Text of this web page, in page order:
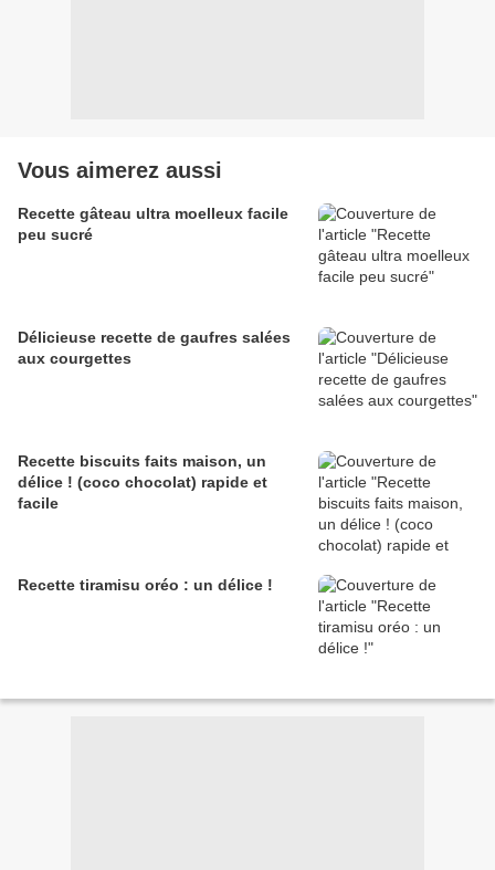
Vous aimerez aussi
Recette gâteau ultra moelleux facile
peu sucré
Délicieuse recette de gaufres salées
aux courgettes
Recette biscuits faits maison, un
délice ! (coco chocolat) rapide et
facile
Recette tiramisu oréo : un délice !